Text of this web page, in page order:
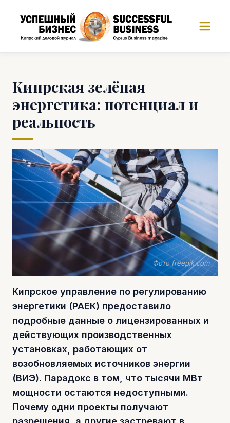
Кипрская зелёная
энергетика: потенциал и
реальность
Фото freepik.com
Кипрское управление по регулированию
энергетики (РАЕК) предоставило
подробные данные о лицензированных и
действующих производственных
установках, работающих от
возобновляемых источников энергии
(ВИЭ). Парадокс в том, что тысячи МВт
мощности остаются недоступными.
Почему одни проекты получают